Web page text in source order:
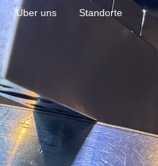
Über uns Standorte